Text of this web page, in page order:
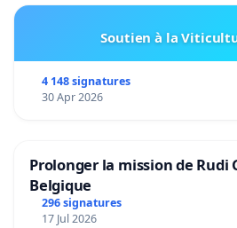
Soutien à la
4 148 signatures
30 Apr 2026
Prolonger la mission de Rudi
Belgique
296 signatures
17 Jul 2026